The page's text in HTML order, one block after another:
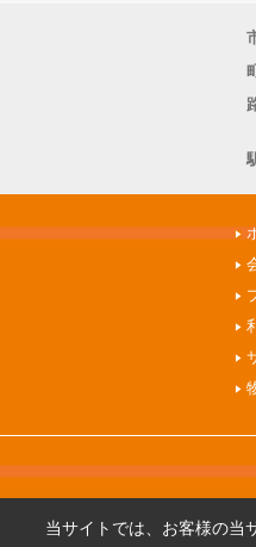
当サイトでは、お客様の当